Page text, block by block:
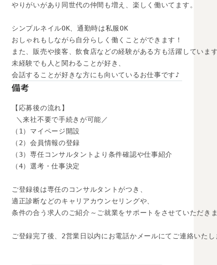
やりがいがあり同世代の仲間も増え、楽しく働いてます。
シンプルネイルOK、通勤時は私服OK
おしゃれもしながら自分らしく働くことができます！
また、販売や接客、飲食店などの経験がある方も活躍していま
未経験でも人と関わることが好き、
会話することが好きな方にも向いているお仕事です♪
備考
【応募後の流れ】
＼来社不要で手続きが可能／
（1）マイページ開設
（2）会員情報の登録
（3）専任コンサルタントより条件確認や仕事紹介
（4）選考・仕事決定
ご登録後は専任のコンサルタントがつき、
適正診断などのキャリアカウンセリングや、
条件の合う求人のご紹介～ご就業をサポートをさせていただき
ご登録完了後、2営業日以内にお電話かメールにてご連絡いたし